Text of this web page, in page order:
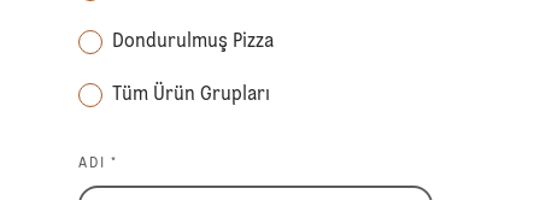
Dondurulmuş Pizza
Tüm Ürün Grupları
ADI *